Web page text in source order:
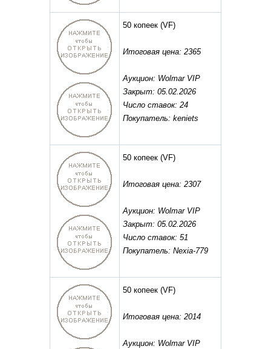
50 копеек (VF)
Итоговая цена: 2365
Аукцион: Wolmar VIP
Закрыт: 05.02.2026
Число ставок: 24
Покупатель: keniets
50 копеек (VF)
Итоговая цена: 2307
Аукцион: Wolmar VIP
Закрыт: 05.02.2026
Число ставок: 51
Покупатель: Nexia-779
50 копеек (VF)
Итоговая цена: 2014
Аукцион: Wolmar VIP